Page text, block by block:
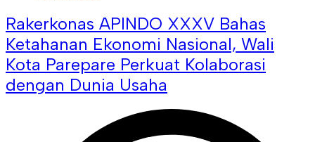
Rakerkonas APINDO XXXV Bahas
Ketahanan Ekonomi Nasional, Wali
Kota Parepare Perkuat Kolaborasi
dengan Dunia Usaha